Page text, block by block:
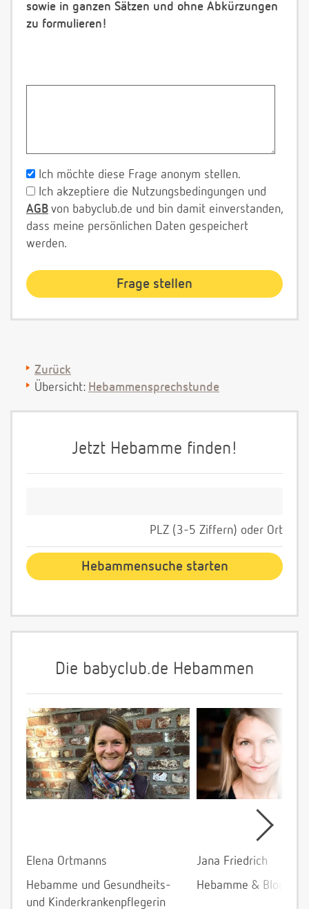
sowie in ganzen Sätzen und ohne Abkürzungen
zu formulieren!
Ich möchte diese Frage anonym stellen.
Ich akzeptiere die Nutzungsbedingungen und
AGB von babyclub.de und bin damit einverstanden,
dass meine persönlichen Daten gespeichert
werden.
Zurück
Übersicht: Hebammensprechstunde
Jetzt Hebamme finden!
PLZ (3-5 Ziffern) oder Ort
Die babyclub.de Hebammen
Elena Ortmanns
Hebamme und Gesundheits-
und Kinderkrankenpflegerin
Jana Friedrich
Hebamme &